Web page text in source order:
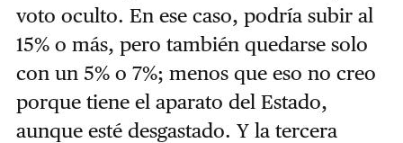
voto oculto. En ese caso, podría subir al
15% o más, pero también quedarse solo
con un 5% o 7%; menos que eso no creo
porque tiene el aparato del Estado,
aunque esté desgastado. Y la tercera